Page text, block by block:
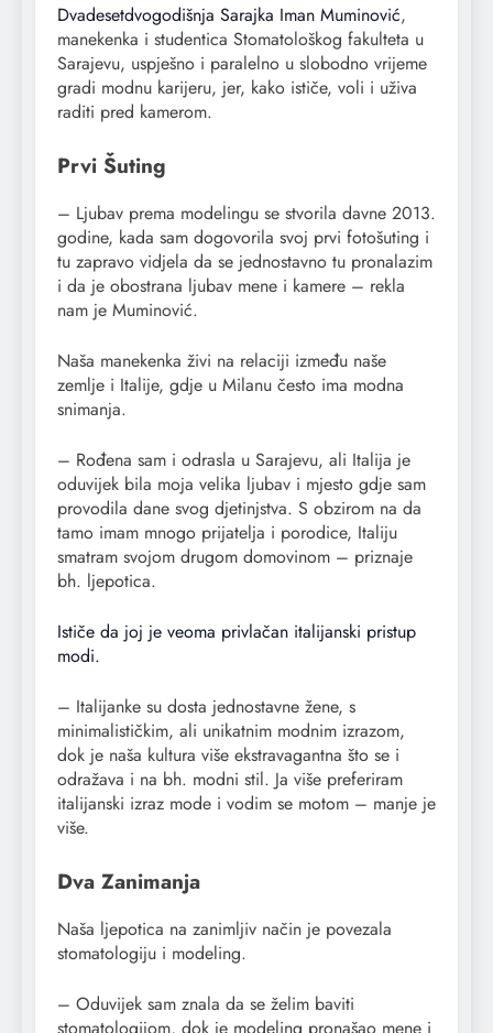
Dvadesetdvogodišnja Sarajka Iman Muminović,
manekenka i studentica Stomatološkog fakulteta u
Sarajevu, uspješno i paralelno u slobodno vrijeme
gradi modnu karijeru, jer, kako ističe, voli i uživa
raditi pred kamerom.
Prvi Šuting
– Ljubav prema modelingu se stvorila davne 2013.
godine, kada sam dogovorila svoj prvi fotošuting i
tu zapravo vidjela da se jednostavno tu pronalazim
i da je obostrana ljubav mene i kamere – rekla
nam je Muminović.
Naša manekenka živi na relaciji između naše
zemlje i Italije, gdje u Milanu često ima modna
snimanja.
– Rođena sam i odrasla u Sarajevu, ali Italija je
oduvijek bila moja velika ljubav i mjesto gdje sam
provodila dane svog djetinjstva. S obzirom na da
tamo imam mnogo prijatelja i porodice, Italiju
smatram svojom drugom domovinom – priznaje
bh. ljepotica.
Ističe da joj je veoma privlačan italijanski pristup
modi.
– Italijanke su dosta jednostavne žene, s
minimalističkim, ali unikatnim modnim izrazom,
dok je naša kultura više ekstravagantna što se i
odražava i na bh. modni stil. Ja više preferiram
italijanski izraz mode i vodim se motom – manje je
više.
Dva Zanimanja
Naša ljepotica na zanimljiv način je povezala
stomatologiju i modeling.
– Oduvijek sam znala da se želim baviti
stomatologijom, dok je modeling pronašao mene i